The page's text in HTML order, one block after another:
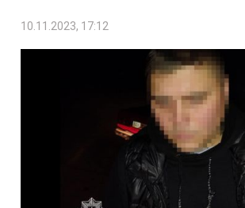
10.11.2023, 17:12